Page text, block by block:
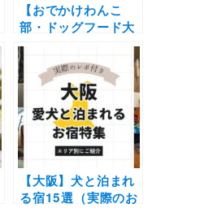
【おでかけわんこ
部・ドッグフード大
調査】アンケート回
答受付中！抽選で人
気ドッグフードのプ
レゼントも！（〜
2/28まで）
【大阪】犬と泊まれ
る宿15選（実際のお